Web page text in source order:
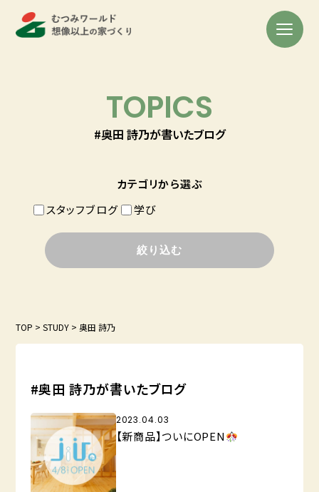
TOPICS
#奥田 詩乃が書いたブログ
カテゴリから選ぶ
スタッフブログ
学び
TOP >STUDY >奥田 詩乃
#奥田 詩乃が書いたブログ
2023.04.03
【新商品】ついにOPEN